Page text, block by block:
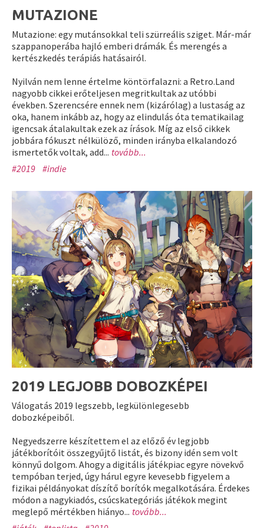
MUTAZIONE
Mutazione: egy mutánsokkal teli szürreális sziget. Már-már
szappanoperába hajló emberi drámák. És merengés a
kertészkedés terápiás hatásairól.
Nyilván nem lenne értelme köntörfalazni: a Retro.Land
nagyobb cikkei erőteljesen megritkultak az utóbbi
években. Szerencsére ennek nem (kizárólag) a lustaság az
oka, hanem inkább az, hogy az elindulás óta tematikailag
igencsak átalakultak ezek az írások. Míg az első cikkek
jobbára fókuszt nélkülöző, minden irányba elkalandozó
ismertetők voltak, add... tovább...
#2019 #indie
2019 LEGJOBB DOBOZKÉPEI
Válogatás 2019 legszebb, legkülönlegesebb
dobozképeiből.
Negyedszerre készítettem el az előző év legjobb
játékborítóit összegyűjtő listát, és bizony idén sem volt
könnyű dolgom. Ahogy a digitális játékpiac egyre növekvő
tempóban terjed, úgy hárul egyre kevesebb figyelem a
fizikai példányokat díszítő borítók megalkotására. Érdekes
módon a nagykiadós, csúcskategóriás játékok megint
meglepő mértékben hiányo... tovább...